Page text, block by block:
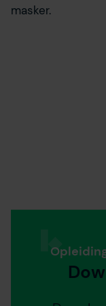
jouw interesses
masker.